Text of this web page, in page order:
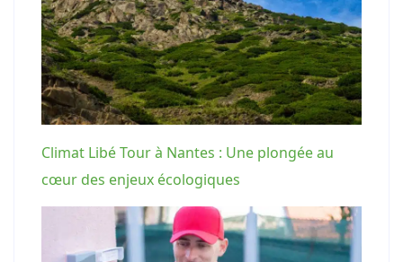
Climat Libé Tour à Nantes : Une plongée au
cœur des enjeux écologiques